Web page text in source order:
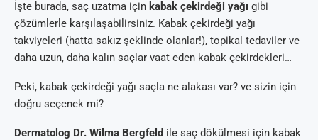
İşte burada, saç uzatma için kabak çekirdeği yağı gibi
çözümlerle karşılaşabilirsiniz. Kabak çekirdeği yağı
takviyeleri (hatta sakız şeklinde olanlar!), topikal tedaviler ve
daha uzun, daha kalın saçlar vaat eden kabak çekirdekleri…
Peki, kabak çekirdeği yağı saçla ne alakası var? ve sizin için
doğru seçenek mi?
Dermatolog Dr. Wilma Bergfeld ile saç dökülmesi için kabak